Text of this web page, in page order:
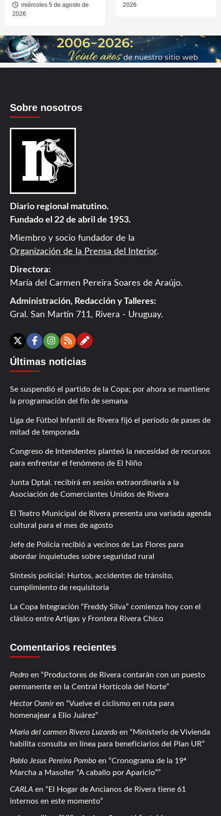
miércoles 5 de agosto de
2026
2026
Sobre nosotros
Diario regional matutino.
Fundado el 22 de abril de 1953.
Miembro y socio fundador de la
Organización de la Prensa del Interior.
Directora:
María del Carmen Pereira Soares de Araújo.
Administración, Redacción y Talleres:
Gral. San Martín 711, Rivera - Uruguay.
X Facebook
Instagram
RSSContáctanos
Últimas noticias
Se suspendió el partido de la Copa; por ahora se mantiene
la programación del fin de semana
Liga de Fútbol Infantil de Rivera fijó el período de pases de
mitad de temporada
Congreso de Intendentes planteó la necesidad de recursos
para enfrentar el fenómeno de El Niño
Junta Dptal. recibirá en sesión extraordinaria a la
Asociación de Comerciantes Unidos de Rivera
El Teatro Municipal de Rivera presenta una variada agenda
cultural para el mes de agosto
Jefe de Policía recibió a vecinos de Las Flores para
abordar inquietudes sobre seguridad rural
Síntesis policial: Hurtos, accidentes de tránsito,
cumplimiento de requisitoria
La Copa Integración “Freddy Silva” comienza hoy con el
clásico entre Artigas y Frontera Rivera Chico
Comentarios recientes
Pedro en
Productores de Rivera contarán con un puesto
permanente en la Central Hortícola del Norte
Hector Osmiren
Vuelve el ciclismo en ruta para
homenajear a Elio Juárez
Maria del carmen Rivero Luzardo en
Ministerio de Vivienda
habilita consulta en línea para beneficiarios del Plan UR
Pablo Jesus Pereira Pombo en
Cronograma de la 19ª
Marcha a Masoller “A caballo por Aparicio”
CARLA en
El Hogar de Ancianos de Rivera tiene 61
internos en este momento